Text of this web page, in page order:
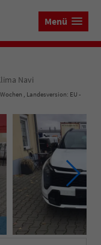
Menü
Navi
, Landesversion: EU -